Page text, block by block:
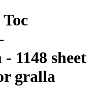
1148 sheet
gralla